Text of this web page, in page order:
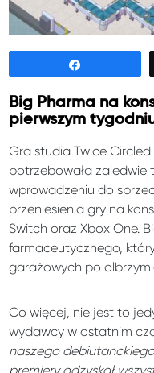
Big Pharma na
pierwszym
Gra studia Twice
potrzebowała zaledwie
wprowadzeniu do
przeniesienia gry na
Switch oraz Xbox One.
farmaceutycznego,
garażowych po
Co więcej, nie jest to
wydawcy w ostatnim
naszego